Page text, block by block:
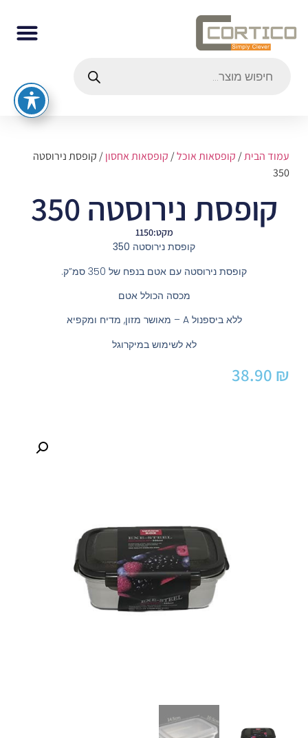
עמוד הבית/קופסאות אוכל/קופסאות אחסון/ קופסת נירוסטה
350
קופסת נירוסטה 350
מקט:1150
קופסת נירוסטה 350
קופסת נירוסטה עם אטם בנפח של 350 סמ”ק.
מכסה הכולל אטם
ללא ביספנול A – מאושר מזון, מדיח ומקפיא
לא לשימוש במיקרוגל
38.90 ₪